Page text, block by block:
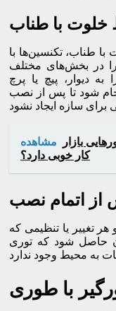
با طناب
طناب، تکنسین‌ها با
را در بخش‌های مختلف
دیوار، پیچ یا پرچ
شود تا پس از نصب
مشاهده
بازار
کار خوبی دارد؟
از اتمام نصب
هر تغییر یا تنظیمی که
حاصل شود که توری
با طوری